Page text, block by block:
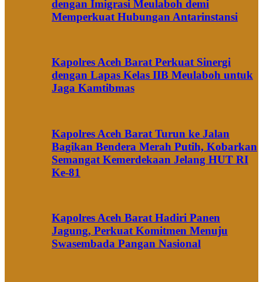
dengan Imigrasi Meulaboh demi
Memperkuat Hubungan Antarinstansi
Kapolres Aceh Barat Perkuat Sinergi
dengan Lapas Kelas IIB Meulaboh untuk
Jaga Kamtibmas
Kapolres Aceh Barat Turun ke Jalan
Bagikan Bendera Merah Putih, Kobarkan
Semangat Kemerdekaan Jelang HUT RI
Ke-81
Kapolres Aceh Barat Hadiri Panen
Jagung, Perkuat Komitmen Menuju
Swasembada Pangan Nasional